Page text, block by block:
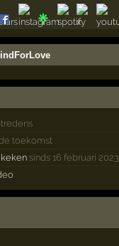
toekomst
sinds 16 februari 2023